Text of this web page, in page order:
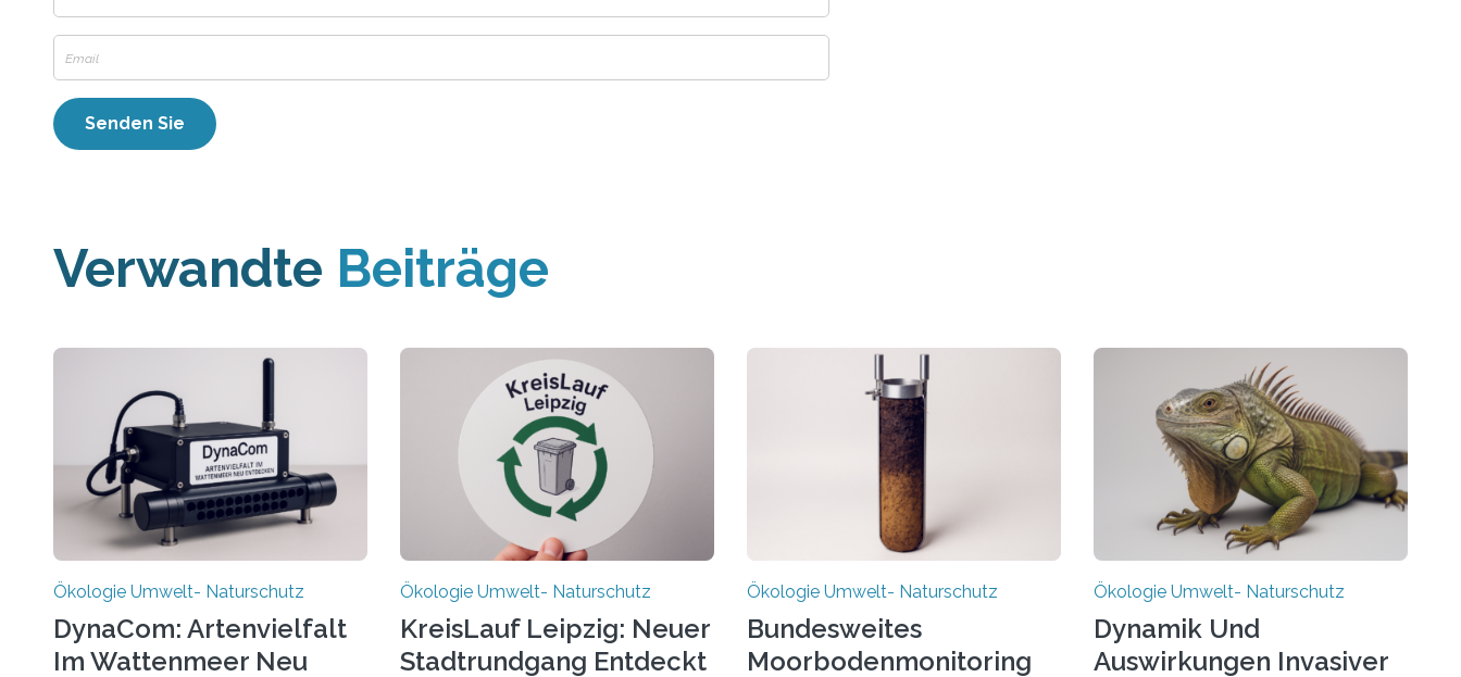
Verwandte Beiträge
Ökologie Umwelt- Naturschutz
DynaCom: Artenvielfalt
Im Wattenmeer Neu
Ökologie Umwelt- Naturschutz
KreisLauf Leipzig: Neuer
Stadtrundgang Entdeckt
Ökologie Umwelt- Naturschutz
Bundesweites
Moorbodenmonitoring
Ökologie Umwelt- Naturschutz
Dynamik Und
Auswirkungen Invasiver